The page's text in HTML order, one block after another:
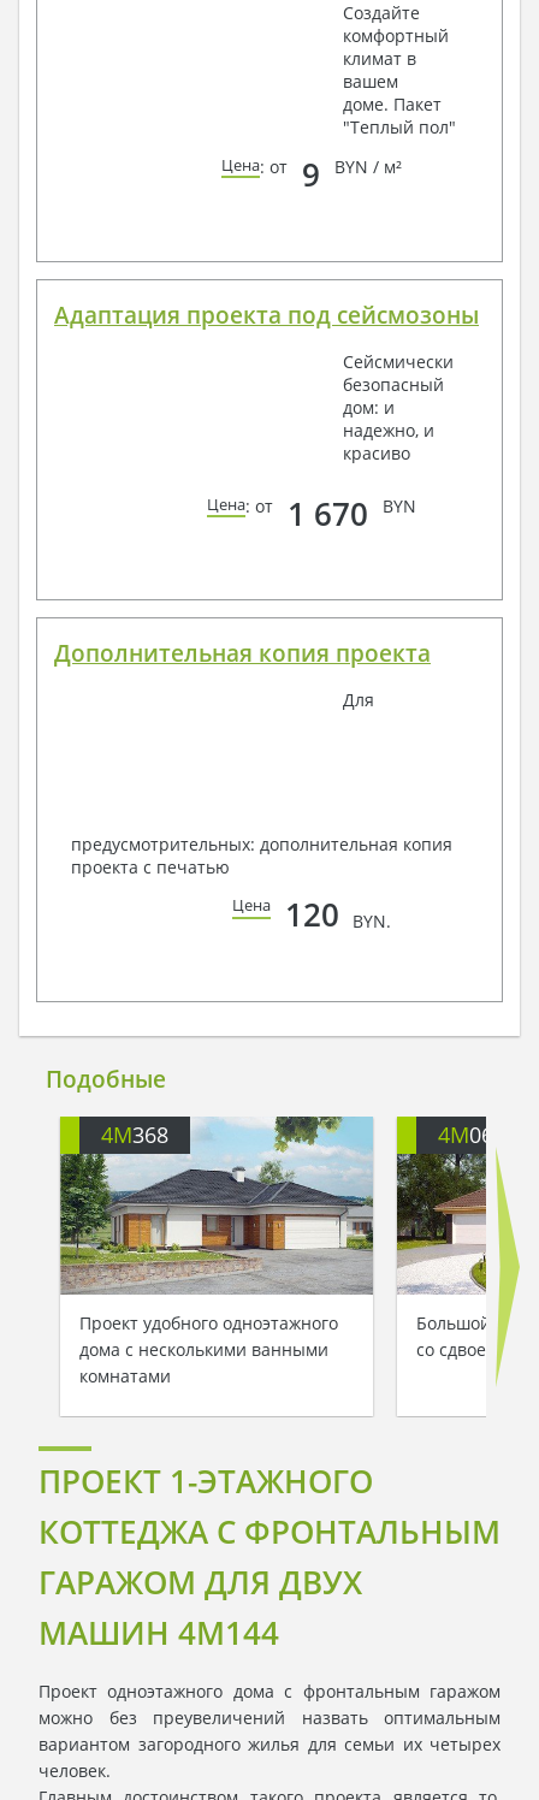
Создайте
комфортный
климат в
вашем
доме. Пакет
"Теплый пол"
Цена: от 9 BYN / м²
Адаптация проекта под сейсмозоны
Сейсмически
безопасный
дом: и
надежно, и
красиво
Цена: от 1 670 BYN
Дополнительная копия проекта
Для
предусмотрительных: дополнительная копия
проекта с печатью
Цена 120 BYN.
Подобные
4M368
Проект удобного одноэтажного
дома с несколькими ванными
комнатами
4M060
Большой
со сдвоенным
ПРОЕКТ 1-ЭТАЖНОГО
КОТТЕДЖА С ФРОНТАЛЬНЫМ
ГАРАЖОМ ДЛЯ ДВУХ
МАШИН 4M144
Проект одноэтажного дома с фронтальным гаражом
можно без преувеличений назвать оптимальным
вариантом загородного жилья для семьи их четырех
человек.